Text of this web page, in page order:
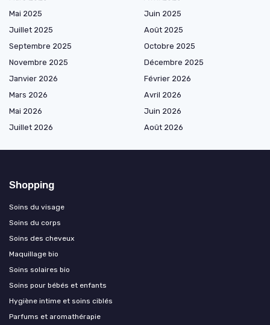
Mai 2025
Juin 2025
Juillet 2025
Août 2025
Septembre 2025
Octobre 2025
Novembre 2025
Décembre 2025
Janvier 2026
Février 2026
Mars 2026
Avril 2026
Mai 2026
Juin 2026
Juillet 2026
Août 2026
Shopping
Soins du visage
Soins du corps
Soins des cheveux
Maquillage bio
Soins solaires bio
Soins pour bébés et enfants
Hygiène intime et soins ciblés
Parfums et aromathérapie